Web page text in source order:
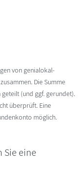
von genialokal-
Die Summe
(und ggf. gerundet).
überprüft. Eine
möglich.
Sie eine